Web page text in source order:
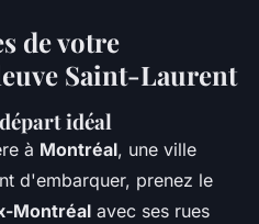
de votre
Saint-Laurent
idéal
à Montréal, une ville
d'embarquer, prenez le
Montréal avec ses rues